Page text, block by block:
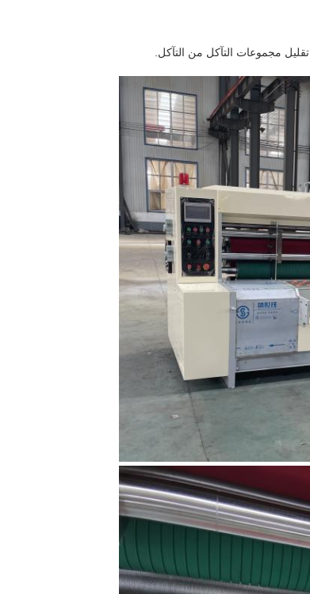
تقليل مجموعات التآكل من التآكل.